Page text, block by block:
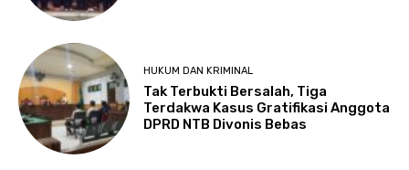
HUKUM DAN KRIMINAL
Tak Terbukti Bersalah, Tiga
Terdakwa Kasus Gratifikasi Anggota
DPRD NTB Divonis Bebas